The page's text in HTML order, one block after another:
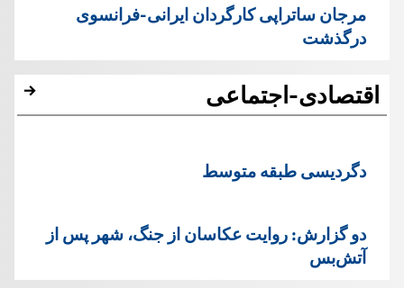
مرجان ساتراپی کارگردان ایرانی-فرانسوی
درگذشت
اقتصادی-اجتماعی
دگردیسی طبقه متوسط
دو گزارش: روایت عکاسان از جنگ، شهر پس از
آتش‌بس